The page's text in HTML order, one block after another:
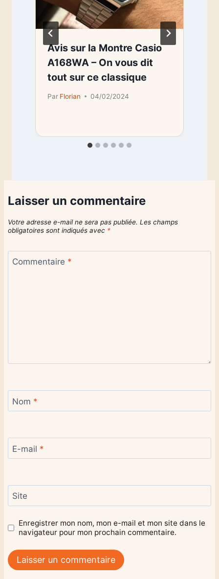
Avis sur la Montre Casio
A168WA – On vous dit
tout sur ce classique
Par Florian 04/02/2024
Laisser un commentaire
Votre adresse e-mail ne sera pas publiée. Les champs
obligatoires sont indiqués avec *
Commentaire *
Nom *
E-mail *
Site
Enregistrer mon nom, mon e-mail et mon site dans le
navigateur pour mon prochain commentaire.